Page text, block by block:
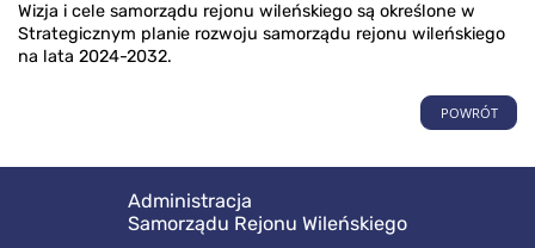
Wizja i cele samorządu rejonu wileńskiego są określone w
Strategicznym planie rozwoju samorządu rejonu wileńskiego
na lata 2024-2032.
POWRÓT
Administracja
Samorządu Rejonu Wileńskiego